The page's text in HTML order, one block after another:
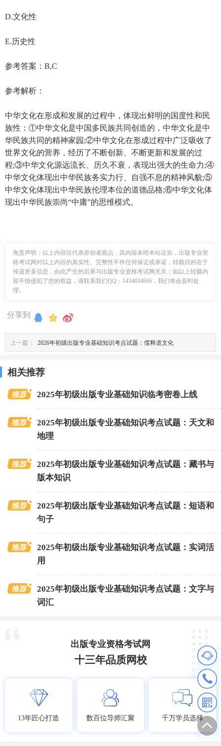
D.文化性
E.历史性
参考答案：B,C
参考解析：
中华文化在形成和发展的过程中，体现出鲜明的国度性和民
族性：①中华文化是中国多民族共同创造的，中华文化是中
华民族共同的精神家园;②中华文化在形成过程中广泛吸收了
世界文化的营养，经历了不断创新、不断更新和发展的过
程;③中华文化源远流长、历久不衰，表现出强大的生命力;④
中华文化体现出中华民族务实力行、自强不息的精神风貌;⑤
中华文化体现出中华民族伦理本位的道德品格;⑥中华文化体
现出中华民族崇尚“中庸”的思维模式。
免责声明： 以上内容仅代表原创者观点，其内容未经本站证实，出版专业资
格考试网对以上内容的真实性、完整性不作任何保证或承诺，转载目的在于
传递更多信息，由此产生的后果与出版专业资格考试网无关；如以上转载内
容不慎侵犯了您的权益，请联系我们QQ：1434834666，我们将会及时处
理。
分享到
上一篇： 2026年初级出版专业基础知识考点试题：儒释道文化
相关推荐
2025年初级出版专业基础知识临考密卷上线
2025年初级出版专业基础知识考点试题：天文和
地理
2025年初级出版专业基础知识考点试题：藏书与
版本知识
2025年初级出版专业基础知识考点试题：短语和
句子
2025年初级出版专业基础知识考点试题：实词活
用
2025年初级出版专业基础知识考点试题：文字与
词汇
出版专业资格考试网
十三年品质网校
13年匠心打造 数百位导师汇聚 千万学员选择